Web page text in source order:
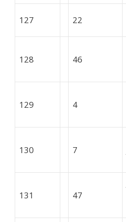
127 22
128 46
129 4
130 7
131 47